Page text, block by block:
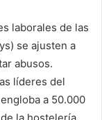
laborales de las
se ajusten a
abusos.
líderes del
a 50.000